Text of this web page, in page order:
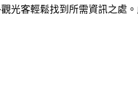
光客輕鬆找到所需資訊之處